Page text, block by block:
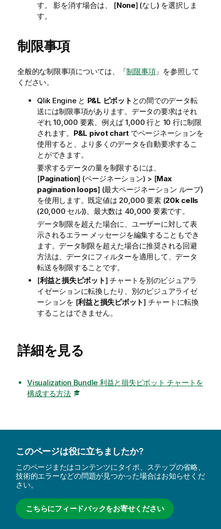
す。 影を消す場合は、 [None] (なし) を選択しま
す。
制限事項
全般的な制限事項については、「制限事項」を参照して
ください。
Qlik Engine と P&L ピボット との間でのデータ転
送には制限事項があります。データの要求はそれ
ぞれ 10,000 要素、例えば 1,000 行と 10 行に制限
されます。 P&L pivot chart でページネーションを
使用すると、より多くのデータを自動要求するこ
とができます。
要求するデータの量を制限するには、
[Pagination] (ページネーション) > [Max
pagination loops] (最大ページネーション ループ)
を使用します。既定値は 20,000 要素 (20k cells
(20,000 セル))、最大数は 40,000 要素です。
データ制限を超えた場合に、ユーザーに対して表
示されるエラー メッセージを編集することもでき
ます。データ制限を超えた場合に推奨される回避
方法は、データにフィルターを適用して、データ
転送を制限することです。
[利益と損失ピボット] チャートを別のビジュアラ
イゼーションに転換したり、別のビジュアライゼ
ーションを [利益と損失ピボット] チャートに転換
することはできません。
詳細を見る
Visualization Bundle 利益と損失ピボット チャートを
構成する方法
このページは役に立ちましたか?
このページまたはコンテンツにタイポ、ステップの省略、
技術的エラーなどの問題が見つかった場合はお知らせくだ
さい。
こちらにフィードバックをお寄せください